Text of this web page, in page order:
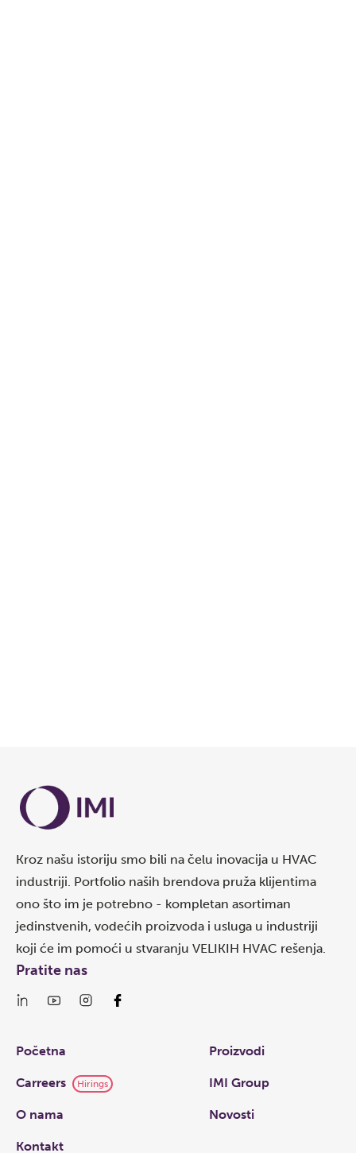
Kroz našu istoriju smo bili na čelu inovacija u HVAC
industriji. Portfolio naših brendova pruža klijentima
ono što im je potrebno - kompletan asortiman
jedinstvenih, vodećih proizvoda i usluga u industriji
koji će im pomoći u stvaranju VELIKIH HVAC rešenja.
Links
Početna Proizvodi
Carreers Hirings IMI Group
O nama Novosti
Kontakt
Pratite nas